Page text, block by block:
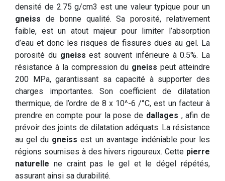
densité de 2.75 g/cm3 est une valeur typique pour un
gneiss de bonne qualité. Sa porosité, relativement
faible, est un atout majeur pour limiter l’absorption
d’eau et donc les risques de fissures dues au gel. La
porosité du gneissest souvent inférieure à 0.5%. La
résistance à la compression du gneisspeut atteindre
200 MPa, garantissant sa capacité à supporter des
charges importantes. Son coefficient de dilatation
thermique, de l’ordre de 8 x 10^-6 /°C, est un facteur à
prendre en compte pour la pose de dallages , afin de
prévoir des joints de dilatation adéquats. La résistance
au gel du gneissest un avantage indéniable pour les
régions soumises à des hivers rigoureux. Cette pierre
naturelle ne craint pas le gel et le dégel répétés,
assurant ainsi sa durabilité.